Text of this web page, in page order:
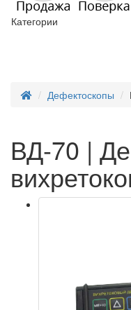
Категории
Дефектоскопы
ВД-70 |